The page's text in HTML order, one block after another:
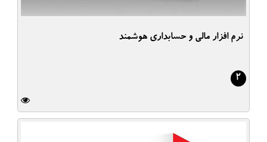
نرم افزار مالی و حسابداری هوشمند
2